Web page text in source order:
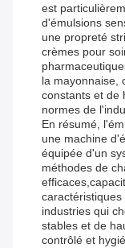
est
d'émulsions
une propreté
crèmes pour
la mayonnaise,
constants et de
normes de
En résumé,
une machine
équipée d'un
méthodes de
industries qui
stables et de
contrôlé et